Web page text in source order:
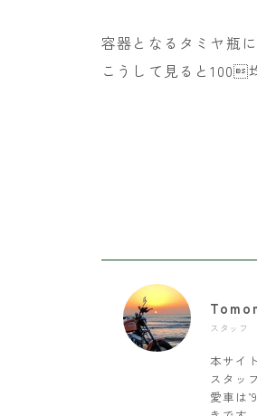
容器となるタミヤ瓶
こうして見ると100
スタッフ
本サイ
スタッ
愛車は